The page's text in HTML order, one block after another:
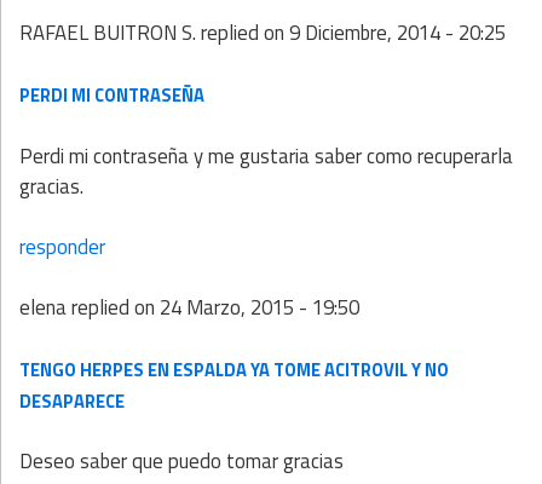
RAFAEL BUITRON S.replied on9 Diciembre, 2014 - 20:25
PERDI MI CONTRASEÑA
Perdi mi contraseña y me gustaria saber como recuperarla
gracias.
responder
elenareplied on 24 Marzo, 2015 - 19:50
TENGO HERPES EN ESPALDA YA TOME ACITROVIL Y NO
DESAPARECE
Deseo saber que puedo tomar gracias